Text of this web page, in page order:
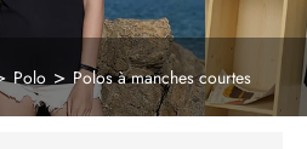
Polo Polos à manches courtes